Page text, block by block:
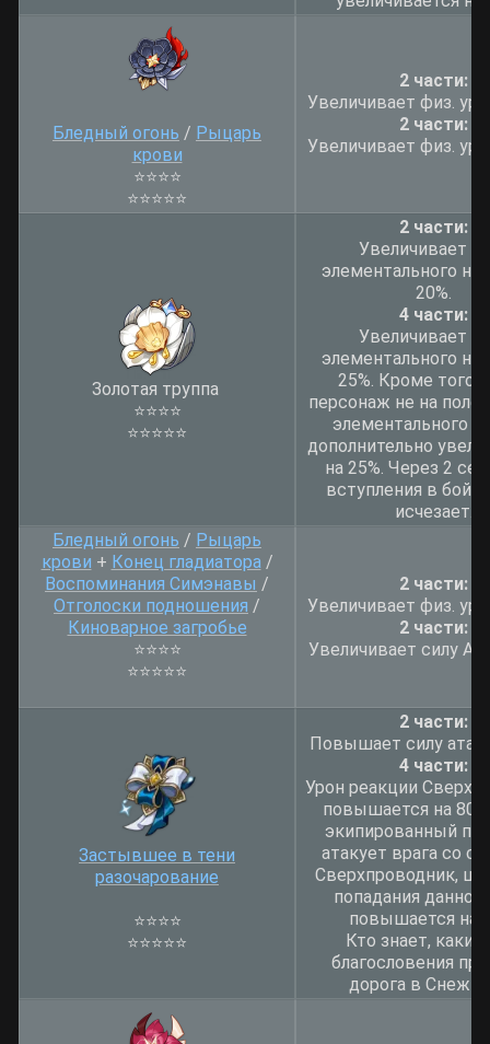
Бледный огонь / Рыцарь
крови
⭐⭐⭐⭐
⭐⭐⭐⭐⭐
2 части:
Увеличивает физ.
2 части:
Увеличивает физ.
Золотая труппа
⭐⭐⭐⭐
⭐⭐⭐⭐⭐
2 части:
Увеличивает
элементального
20%.
4 части:
Увеличивает
элементального
25%. Кроме того,
персонаж не на поле
элементального
дополнительно
на 25%. Через 2
вступления в бой
исчезает.
Бледный огонь / Рыцарь
крови + Конец гладиатора/
Воспоминания Симэнавы /
Отголоски подношения /
Киноварное загробье
⭐⭐⭐⭐
⭐⭐⭐⭐⭐
2 части:
Увеличивает физ.
2 части:
Увеличивает силу
Застывшее в тени
разочарование
⭐⭐⭐⭐
⭐⭐⭐⭐⭐
2 части:
Повышает силу
4 части:
Урон реакции
повышается на
экипированный
атакует врага со
Сверхпроводник,
попадания данной
повышается на
Кто знает,
благословения
дорога в